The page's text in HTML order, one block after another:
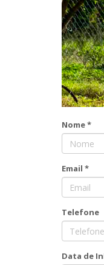
Nome *
Email *
Telefone
Data de